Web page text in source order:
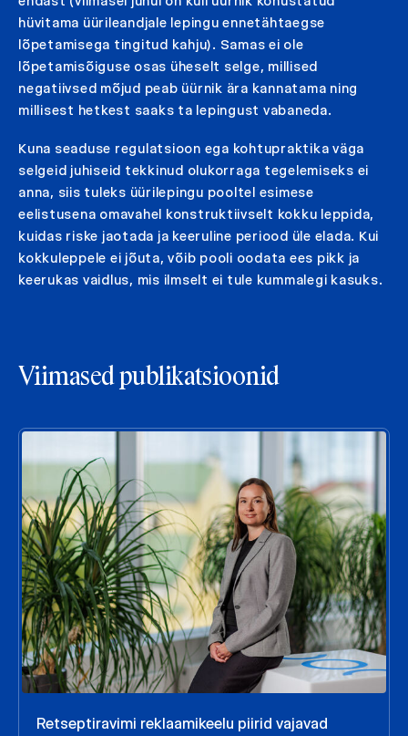
hüvitama üürileandjale lepingu ennetähtaegse
lõpetamisega tingitud kahju). Samas ei ole
lõpetamisõiguse osas üheselt selge, millised
negatiivsed mõjud peab üürnik ära kannatama ning
millisest hetkest saaks ta lepingust vabaneda.
Kuna seaduse regulatsioon ega kohtupraktika väga
selgeid juhiseid tekkinud olukorraga tegelemiseks ei
anna, siis tuleks üürilepingu pooltel esimese
eelistusena omavahel konstruktiivselt kokku leppida,
kuidas riske jaotada ja keeruline periood üle elada. Kui
kokkuleppele ei jõuta, võib pooli oodata ees pikk ja
keerukas vaidlus, mis ilmselt ei tule kummalegi kasuks.
Viimased publikatsioonid
Retseptiravimi reklaamikeelu piirid vajavad